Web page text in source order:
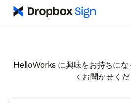
HelloWorks に興味をお持ちにな
くお聞かせく